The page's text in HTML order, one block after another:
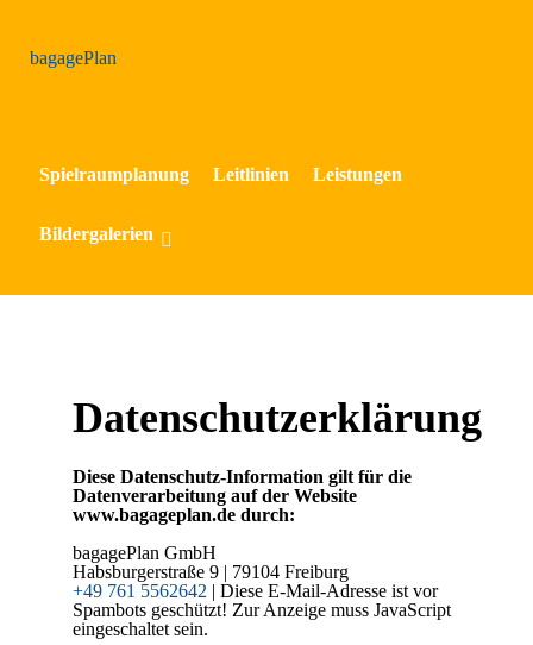
bagagePlan
Spielraumplanung Leitlinien Leistungen
Bildergalerien
Datenschutzerklärung
Diese Datenschutz-Information gilt für die
Datenverarbeitung auf der Website
www.bagageplan.de durch:
bagagePlan GmbH
Habsburgerstraße 9 | 79104 Freiburg
+49 761 5562642 | Diese E-Mail-Adresse ist vor
Spambots geschützt! Zur Anzeige muss JavaScript
eingeschaltet sein.